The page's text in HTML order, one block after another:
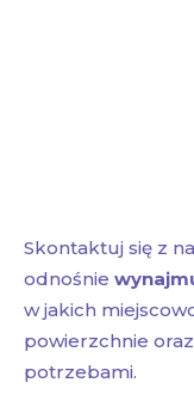
Skontaktuj się z
odnośnie
w jakich
powierzchnie
potrzebami.